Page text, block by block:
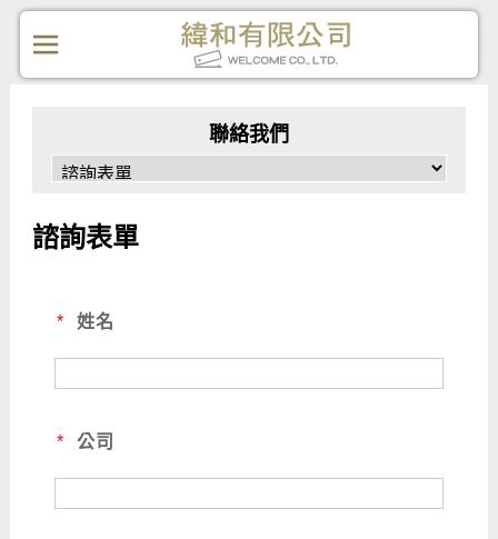
聯絡我們
諮詢表單
* 姓名
* 公司